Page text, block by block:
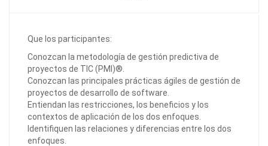
Que los participantes:
Conozcan la metodología de gestión predictiva de
proyectos de TIC (PMI)®.
Conozcan las principales prácticas ágiles de gestión de
proyectos de desarrollo de software.
Entiendan las restricciones, los beneficios y los
contextos de aplicación de los dos enfoques.
Identifiquen las relaciones y diferencias entre los dos
enfoques.